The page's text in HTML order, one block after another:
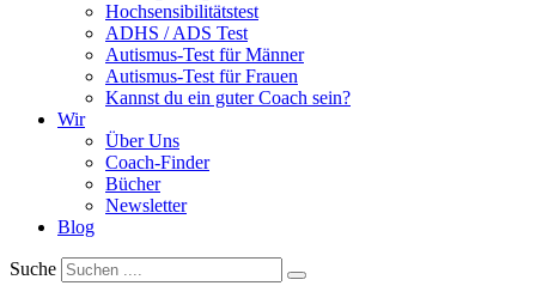
Hochsensibilitätstest
ADHS / ADS Test
Autismus-Test für Männer
Autismus-Test für Frauen
Kannst du ein guter Coach sein?
Wir
Über Uns
Coach-Finder
Bücher
Newsletter
Blog
Suche